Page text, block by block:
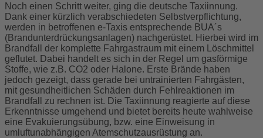
Noch einen Schritt weiter, ging die deutsche Taxiinnung.
Dank einer kürzlich verabschiedeten Selbstverpflichtung,
werden in betroffenen e-Taxis entsprechende BUA´s
(Brandunterdrückungsanlagen) nachgerüstet. Hierbei wird im
Brandfall der komplette Fahrgastraum mit einem Löschmittel
geflutet. Dabei handelt es sich in der Regel um gasförmige
Stoffe, wie z.B. CO2 oder Halone. Erste Brände haben
jedoch gezeigt, dass gerade bei untrainierten Fahrgästen,
mit gesundheitlichen Schäden durch Fehlreaktionen im
Brandfall zu rechnen ist. Die Taxiinnung reagierte auf diese
Erkenntnisse umgehend und bietet bereits heute wahlweise
eine Evakuierungsübung, bzw. eine Einweisung in
umluftunabhängigen Atemschutzausrüstung an.